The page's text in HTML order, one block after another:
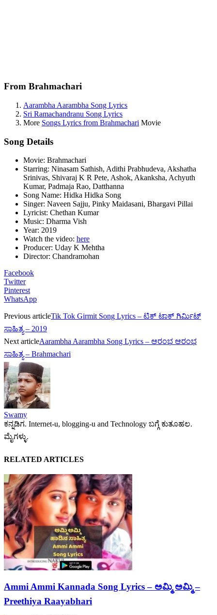
From Brahmachari
Aarambha Aarambha Song Lyrics
Sri Ramachandranu Song Lyrics
More Songs Lyrics from Brahmachari Movie
Song Details
Movie: Brahmachari
Starring: Ninasam Sathish, Adithi Prabhudeva, Akshatha
Srinivas, Shivaraj K R Pete, Ashok, Akanksha, Achyuth
Kumar, Padmaja Rao, Datthanna
Song Name: Hidka Hidka Song
Singer: Naveen Sajju, Pinky Maidasani, Bhargavi Pillai
Lyricist: Chethan Kumar
Music: Dharma Vish
Year: 2019
Watch the video: here
Producer: Uday K Mehtha
Director: Chandramohan
Facebook
Twitter
Pinterest
WhatsApp
Previous articleTik Tok Girmit Song Lyrics – ಟಿಕ್ ಟಾಕ್ ಗಿರ್ಮಿಟ್
ಸಾಹಿತ್ಯ – 2019
Next articleAarambha Aarambha Song Lyrics – ಆರಂಭ ಆರಂಭ
ಸಾಹಿತ್ಯ – Brahmachari
Swamy
ಕನ್ನಡಿಗ. Internet-u, blogging-u and Technology ಬಗ್ಗೆ ಕುತೂಹಲ.
ಮೈಗಳ್ಳು.
RELATED ARTICLES
Ammi Ammi Kannada Song Lyrics – ಅಮ್ಮಿ ಅಮ್ಮಿ –
Preethiya Raayabhari